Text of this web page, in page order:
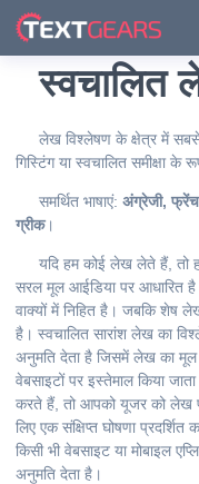
स्वचालित
लेख विश्लेषण के क्षेत्र में सबसे
गिस्टिंग या स्वचालित समीक्षा के
समर्थित भाषाएं: अंग्रेजी, फ्रेंच,
ग्रीक।
यदि हम कोई लेख लेते हैं,
सरल मूल आईडिया पर आधारित
वाक्यों में निहित है। जबकि शेष
है। स्वचालित सारांश लेख का
अनुमति देता है जिसमें लेख का मूल
वेबसाइटों पर इस्तेमाल किया
करते हैं, तो आपको यूजर को
लिए एक संक्षिप्त घोषणा
किसी भी वेबसाइट या मोबाइल
अनुमति देता है।